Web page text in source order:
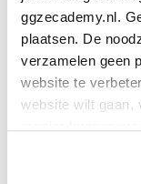
ggzecademy.nl.
plaatsen. De
verzamelen geen
website te
website wilt gaan,